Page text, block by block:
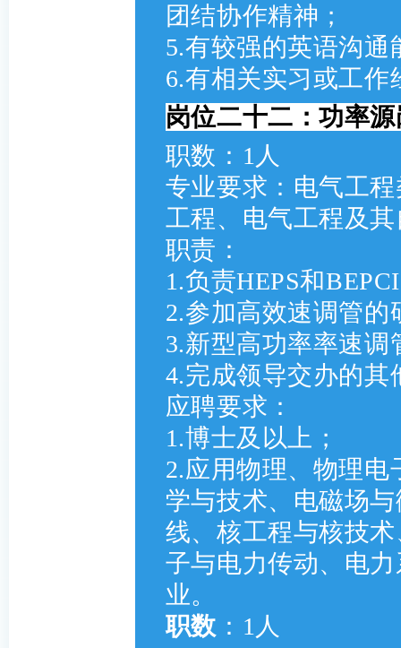
团结协作精神；
5.有较强的英语沟通
6.有相关实习或工作
岗位二十二：功率源
职数：1人
专业要求：电气工
工程、电气工程及
职责：
1.负责HEPS和
2.参加高效速调管的
3.新型高功率率速调
4.完成领导交办的其
应聘要求：
1.博士及以上；
2.应用物理、物理
学与技术、电磁场
线、核工程与核技
子与电力传动、电
业。
职数 ：1人